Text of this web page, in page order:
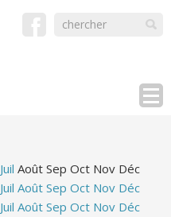
Juil Août Sep Oct Nov Déc
Juil Août Sep Oct Nov Déc
Juil Août Sep Oct Nov Déc